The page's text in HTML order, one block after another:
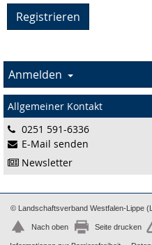
Anmelden
Allgemeiner Kontakt
0251 591-6336
E-Mail senden
Newsletter
© Landschaftsverband Westfalen-Lippe
Nach oben Seite drucken